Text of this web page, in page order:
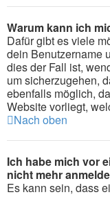
Warum kann ich
Dafür gibt es viele
dein Benutzername
dies der Fall ist,
um sicherzugehen,
ebenfalls möglich,
Website vorliegt,
Nach oben
Ich habe mich vor
nicht mehr
Es kann sein, dass